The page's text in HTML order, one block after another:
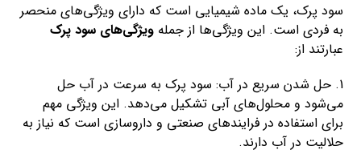
سود پرک، یک ماده شیمیایی است که دارای ویژگی‌های منحصر
به فردی است. این ویژگی‌ها از جملهویژگی‌های سود پرک
عبارتند از:
1. حل شدن سریع در آب: سود پرک به سرعت در آب حل
می‌شود و محلول‌های آبی تشکیل می‌دهد. این ویژگی مهم
برای استفاده در فرایندهای صنعتی و داروسازی است که نیاز به
حلالیت در آب دارند.